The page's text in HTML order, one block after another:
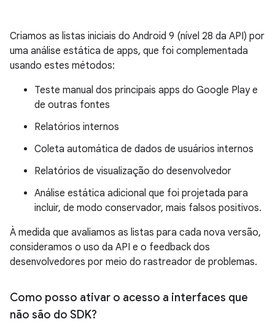
Criamos as listas iniciais do Android 9 (nível 28 da API) por
uma análise estática de apps, que foi complementada
usando estes métodos:
Teste manual dos principais apps do Google Play e
de outras fontes
Relatórios internos
Coleta automática de dados de usuários internos
Relatórios de visualização do desenvolvedor
Análise estática adicional que foi projetada para
incluir, de modo conservador, mais falsos positivos.
À medida que avaliamos as listas para cada nova versão,
consideramos o uso da API e o feedback dos
desenvolvedores por meio do rastreador de problemas.
Como posso ativar o acesso a interfaces que
não são do SDK?